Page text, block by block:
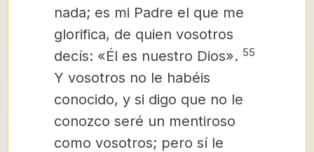
nada; es mi Padre el que me
glorifica, de quien vosotros
decís: «Él es nuestro Dios». 55
Y vosotros no le habéis
conocido, y si digo que no le
conozco seré un mentiroso
como vosotros; pero sí le